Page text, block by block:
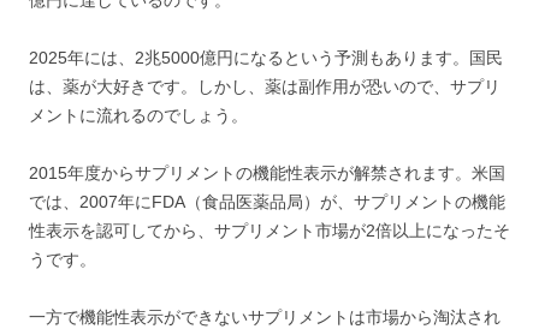
2025年には、2兆5000億円になるという予測もあります。国民
は、薬が大好きです。しかし、薬は副作用が恐いので、サプリ
メントに流れるのでしょう。
2015年度からサプリメントの機能性表示が解禁されます。米国
では、2007年にFDA（食品医薬品局）が、サプリメントの機能
性表示を認可してから、サプリメント市場が2倍以上になったそ
うです。
一方で機能性表示ができないサプリメントは市場から淘汰され